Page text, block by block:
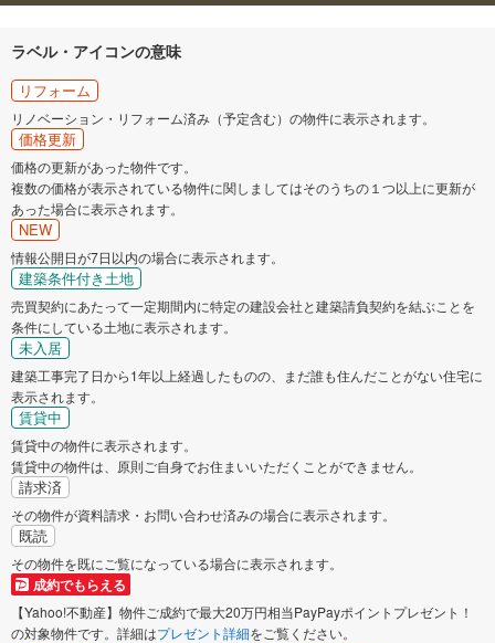
ラベル・アイコンの意味
リフォーム
リノベーション・リフォーム済み（予定含む）の物件に表示されます。
価格更新
価格の更新があった物件です。
複数の価格が表示されている物件に関しましてはそのうちの１つ以上に更新が
あった場合に表示されます。
NEW
情報公開日が7日以内の場合に表示されます。
建築条件付き土地
売買契約にあたって一定期間内に特定の建設会社と建築請負契約を結ぶことを
条件にしている土地に表示されます。
未入居
建築工事完了日から1年以上経過したものの、まだ誰も住んだことがない住宅に
表示されます。
賃貸中
賃貸中の物件に表示されます。
賃貸中の物件は、原則ご自身でお住まいいただくことができません。
請求済
その物件が資料請求・お問い合わせ済みの場合に表示されます。
既読
その物件を既にご覧になっている場合に表示されます。
成約でもらえる
【Yahoo!不動産】物件ご成約で最大20万円相当PayPayポイントプレゼント！
の対象物件です。詳細はプレゼント詳細をご覧ください。